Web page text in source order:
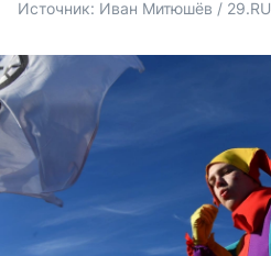
Источник: Иван Митюшёв / 29.RU